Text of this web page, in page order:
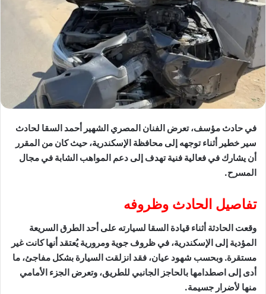
في حادث مؤسف، تعرض الفنان المصري الشهير أحمد السقا لحادث
سير خطير أثناء توجهه إلى محافظة الإسكندرية، حيث كان من المقرر
أن يشارك في فعالية فنية تهدف إلى دعم المواهب الشابة في مجال
المسرح.
تفاصيل الحادث وظروفه
وقعت الحادثة أثناء قيادة السقا لسيارته على أحد الطرق السريعة
المؤدية إلى الإسكندرية، في ظروف جوية ومرورية يُعتقد أنها كانت غير
مستقرة. وبحسب شهود عيان، فقد انزلقت السيارة بشكل مفاجئ، ما
أدى إلى اصطدامها بالحاجز الجانبي للطريق، وتعرض الجزء الأمامي
منها لأضرار جسيمة.